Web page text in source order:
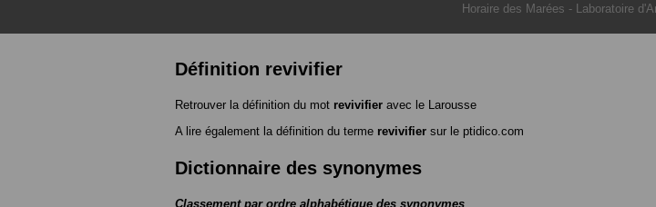
Horaire des Marées - Laboratoire
Définition revivifier
Retrouver la définition du mot revivifier avec le Larousse
A lire également la définition du terme revivifier sur le ptidico.com
Dictionnaire des synonymes
Classement par ordre alphabétique des synonymes